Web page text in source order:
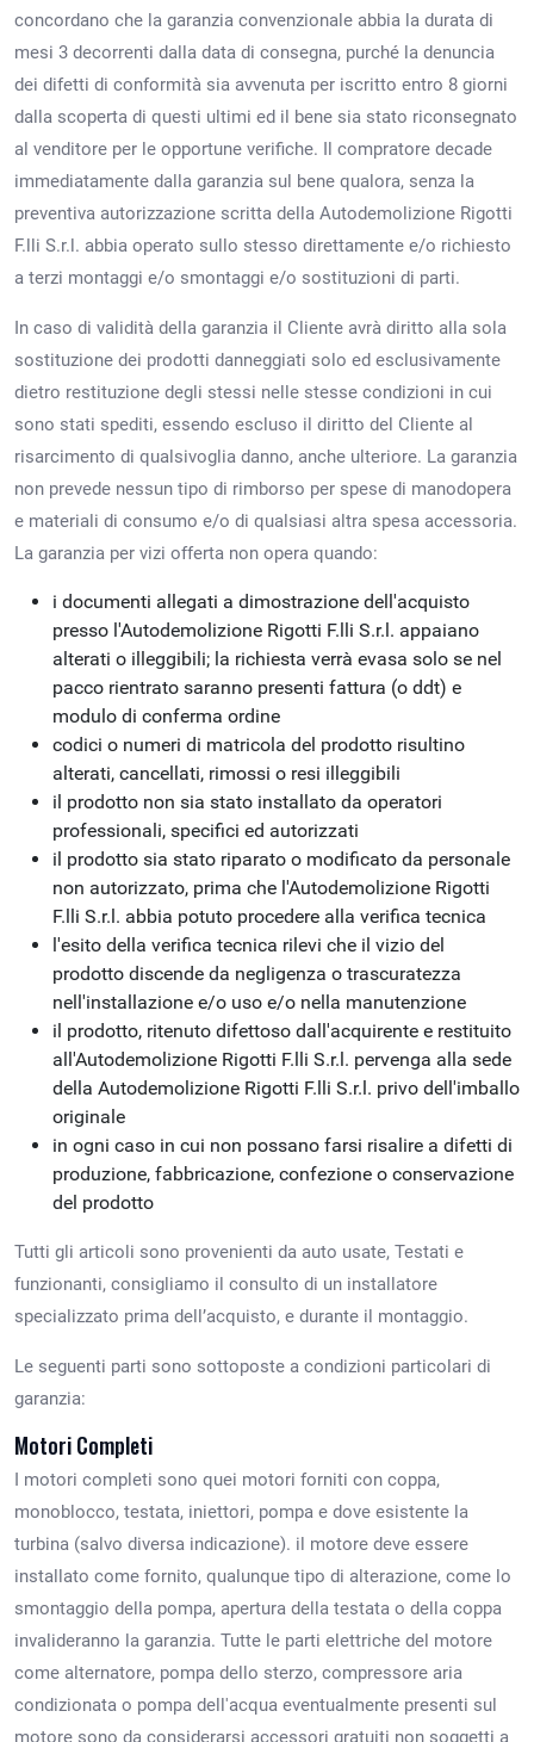
concordano che la garanzia convenzionale abbia la durata di
mesi 3 decorrenti dalla data di consegna, purché la denuncia
dei difetti di conformità sia avvenuta per iscritto entro 8 giorni
dalla scoperta di questi ultimi ed il bene sia stato riconsegnato
al venditore per le opportune verifiche. Il compratore decade
immediatamente dalla garanzia sul bene qualora, senza la
preventiva autorizzazione scritta della Autodemolizione Rigotti
F.lli S.r.l. abbia operato sullo stesso direttamente e/o richiesto
a terzi montaggi e/o smontaggi e/o sostituzioni di parti.
In caso di validità della garanzia il Cliente avrà diritto alla sola
sostituzione dei prodotti danneggiati solo ed esclusivamente
dietro restituzione degli stessi nelle stesse condizioni in cui
sono stati spediti, essendo escluso il diritto del Cliente al
risarcimento di qualsivoglia danno, anche ulteriore. La garanzia
non prevede nessun tipo di rimborso per spese di manodopera
e materiali di consumo e/o di qualsiasi altra spesa accessoria.
La garanzia per vizi offerta non opera quando:
i documenti allegati a dimostrazione dell'acquisto
presso l'Autodemolizione Rigotti F.lli S.r.l. appaiano
alterati o illeggibili; la richiesta verrà evasa solo se nel
pacco rientrato saranno presenti fattura (o ddt) e
modulo di conferma ordine
codici o numeri di matricola del prodotto risultino
alterati, cancellati, rimossi o resi illeggibili
il prodotto non sia stato installato da operatori
professionali, specifici ed autorizzati
il prodotto sia stato riparato o modificato da personale
non autorizzato, prima che l'Autodemolizione Rigotti
F.lli S.r.l. abbia potuto procedere alla verifica tecnica
l'esito della verifica tecnica rilevi che il vizio del
prodotto discende da negligenza o trascuratezza
nell'installazione e/o uso e/o nella manutenzione
il prodotto, ritenuto difettoso dall'acquirente e restituito
all'Autodemolizione Rigotti F.lli S.r.l. pervenga alla sede
della Autodemolizione Rigotti F.lli S.r.l. privo dell'imballo
originale
in ogni caso in cui non possano farsi risalire a difetti di
produzione, fabbricazione, confezione o conservazione
del prodotto
Tutti gli articoli sono provenienti da auto usate, Testati e
funzionanti, consigliamo il consulto di un installatore
specializzato prima dell’acquisto, e durante il montaggio.
Le seguenti parti sono sottoposte a condizioni particolari di
garanzia:
Motori Completi
I motori completi sono quei motori forniti con coppa,
monoblocco, testata, iniettori, pompa e dove esistente la
turbina (salvo diversa indicazione). il motore deve essere
installato come fornito, qualunque tipo di alterazione, come lo
smontaggio della pompa, apertura della testata o della coppa
invalideranno la garanzia. Tutte le parti elettriche del motore
come alternatore, pompa dello sterzo, compressore aria
condizionata o pompa dell'acqua eventualmente presenti sul
motore sono da considerarsi accessori gratuiti non soggetti a